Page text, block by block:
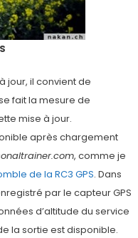
jour, il convient de
fait la mesure de
mise à jour.
après chargement
, comme je
de la RC3 GPS. Dans
par le capteur GPS
d’altitude du service
la sortie est disponible.